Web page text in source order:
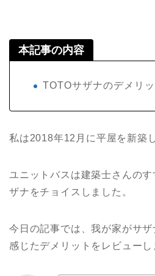
本記事の内容
TOTOサザナのデメリッ
私は2018年12月に平屋を新築
ユニットバスは建築士さんの
ザナをチョイスしました。
今日の記事では、我が家がサ
感じたデメリットをレビューし